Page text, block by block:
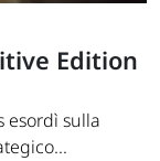
Edition
esordì sulla